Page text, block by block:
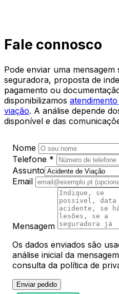
Fale connosco
Pode enviar uma
seguradora, proposta de
pagamento ou
disponibilizamos
viação. A análise depende
disponível e das
Nome
Telefone *
Assunto
Email
Mensagem
Os dados enviados são
análise inicial da
consulta da política de
Enviar pedido